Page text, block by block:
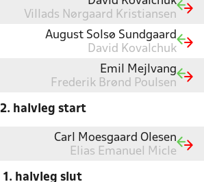
Villads Nørgaard Kristiansen
August Solsø Sundgaard
David Kovalchuk
Emil Mejlvang
Frederik Brønd Poulsen
2. halvleg start
Carl Moesgaard Olesen
Elias Emanuel Micle
1. halvleg slut